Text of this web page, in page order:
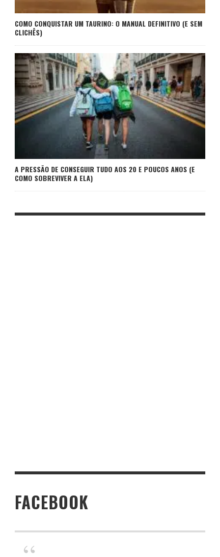
COMO CONQUISTAR UM TAURINO: O MANUAL DEFINITIVO (E SEM
CLICHÊS)
A PRESSÃO DE CONSEGUIR TUDO AOS 20 E POUCOS ANOS (E
COMO SOBREVIVER A ELA)
FACEBOOK